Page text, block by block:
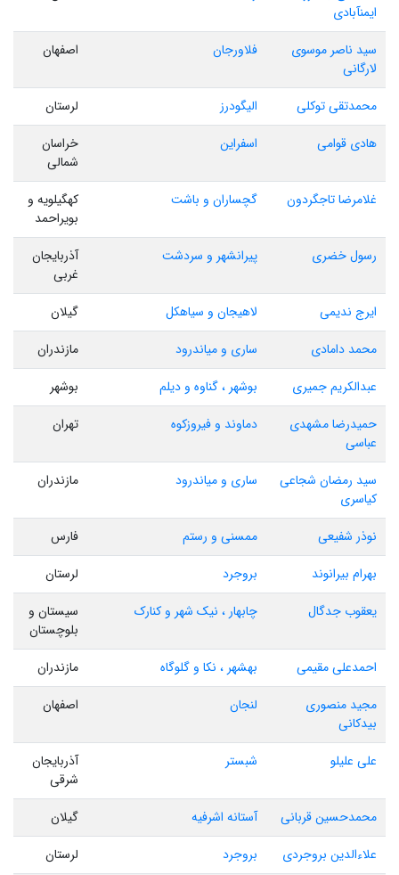
ایمنآبادی
سید ناصر موسوی
لارگانی
فلاورجان اصفهان
محمدتقی توکلی الیگودرز
لرستان
هادی قوامی
اسفراین
خراسان
شمالی
غلامرضا تاجگردون
گچساران و باشت
کهگیلویه و
بویراحمد
رسول خضری
پیرانشهر و سردشت
آذربایجان
غربی
ایرج ندیمی
لاهیجان و سیاهکل
گیلان
محمد دامادی
ساری و میاندرود
مازندران
عبدالکریم جمیری
بوشهر ، گناوه و دیلم
بوشهر
حمیدرضا مشهدی
عباسی
دماوند و فیروزکوه تهران
سید رمضان شجاعی
کیاسری
ساری و میاندرود مازندران
نوذر شفیعی ممسنی و رستم
فارس
بهرام بیرانوند
بروجرد
لرستان
یعقوب جدگال
چابهار ، نیک شهر و کنارک
سیستان و
بلوچستان
احمدعلی مقیمی
بهشهر ، نکا و گلوگاه
مازندران
مجید منصوری
بیدکانی
لنجان اصفهان
علی علیلو شبستر
آذربایجان
شرقی
محمدحسین قربانی
آستانه اشرفیه
گیلان
علاءالدین بروجردی
بروجرد
لرستان